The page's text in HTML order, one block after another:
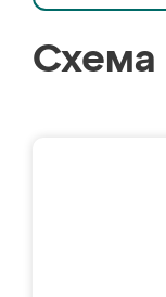
Схема